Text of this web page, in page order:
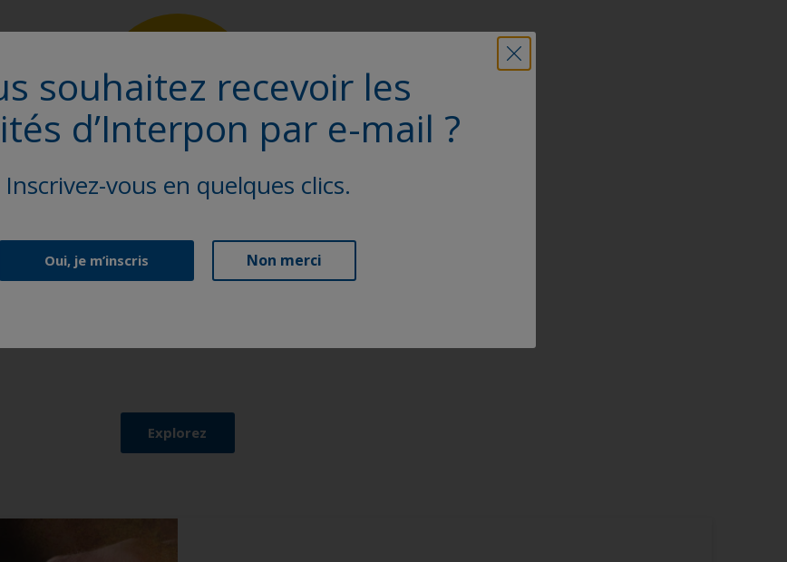
Explorez
souhaitez recevoir les
d’Interpon par e-mail ?
Inscrivez-vous en quelques clics.
Oui, je m’inscris Non merci